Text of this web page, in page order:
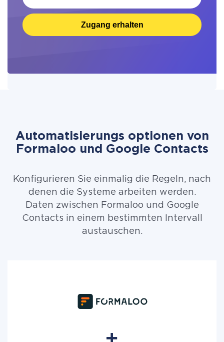
Zugang erhalten
Automatisierungs optionen von
Formaloo und Google Contacts
Konfigurieren Sie einmalig die Regeln, nach
denen die Systeme arbeiten werden.
Daten zwischen Formaloo und Google
Contacts in einem bestimmten Intervall
austauschen.